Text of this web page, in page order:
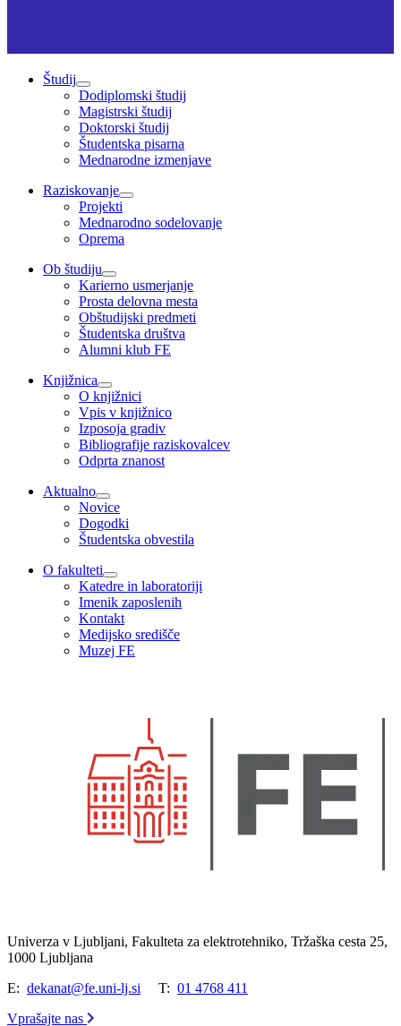
Študij
Dodiplomski študij
Magistrski študij
Doktorski študij
Študentska pisarna
Mednarodne izmenjave
Raziskovanje
Projekti
Mednarodno sodelovanje
Oprema
Ob študiju
Karierno usmerjanje
Prosta delovna mesta
Obštudijski predmeti
Študentska društva
Alumni klub FE
Knjižnica
O knjižnici
Vpis v knjižnico
Izposoja gradiv
Bibliografije raziskovalcev
Odprta znanost
Aktualno
Novice
Dogodki
Študentska obvestila
O fakulteti
Katedre in laboratoriji
Imenik zaposlenih
Kontakt
Medijsko središče
Muzej FE
Univerza v Ljubljani, Fakulteta za elektrotehniko, Tržaška cesta 25,
1000 Ljubljana
E: dekanat@fe.uni-lj.si T: 01 4768 411
Vprašajte nas